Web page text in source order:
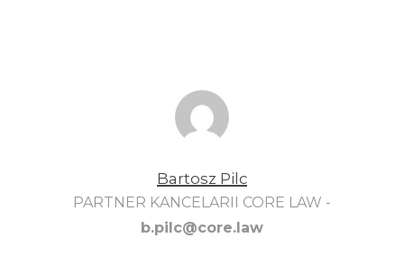
Bartosz Pilc
PARTNER KANCELARII CORE LAW -
b.pilc@core.law